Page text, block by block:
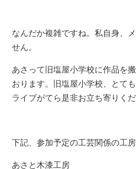
なんだか複雑ですね。私自身、
せん。
あさって旧塩屋小学校に作品を
おります。旧塩屋小学校、とて
ライブがてら是非お立ち寄りくだ
下記、参加予定の工芸関係の工
あさと木漆工房